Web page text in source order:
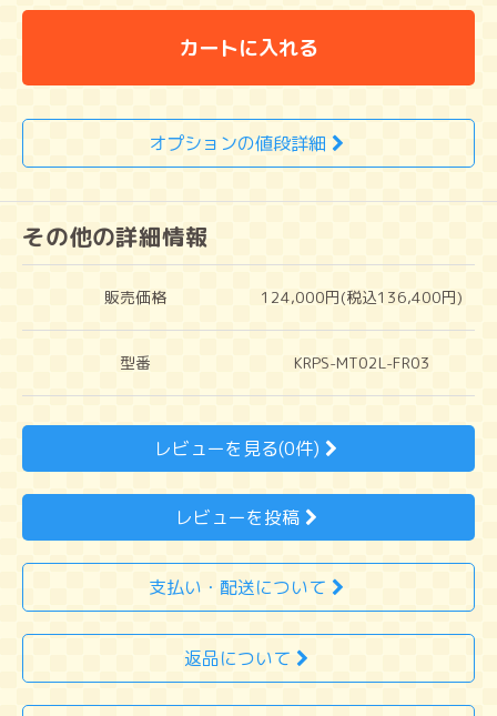
カートに入れる
オプションの値段詳細
その他の詳細情報
販売価格 124,000円(税込136,400円)
型番 KRPS-MT02L-FR03
レビューを見る(0件)
レビューを投稿
支払い・配送について
返品について